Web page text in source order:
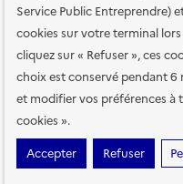
Service Public Entreprendre)
cookies sur votre terminal
cliquez sur « Refuser », ces
choix est conservé pendant
et modifier vos préférences à
cookies ».
Accepter
Refuser
Plan du site Accessibilité :
services en ligne
Mentions
Conditions générales
Paramètres d'affichage
Sauf mention contraire, tous
etalab-2.0